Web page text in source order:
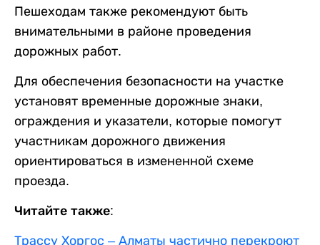
Пешеходам также рекомендуют быть
внимательными в районе проведения
дорожных работ.
Для обеспечения безопасности на участке
установят временные дорожные знаки,
ограждения и указатели, которые помогут
участникам дорожного движения
ориентироваться в измененной схеме
проезда.
Читайте также:
Трассу Хоргос – Алматы частично перекроют